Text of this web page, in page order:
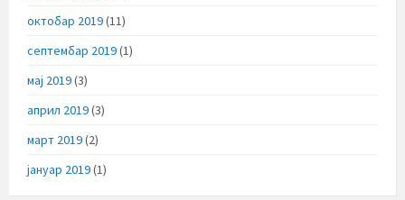
октобар 2019(11)
септембар 2019(1)
мај 2019(3)
април 2019(3)
март 2019(2)
јануар 2019(1)